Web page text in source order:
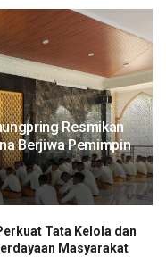
Resmikan
Berjiwa Pemimpin
Tata Kelola dan
Masyarakat